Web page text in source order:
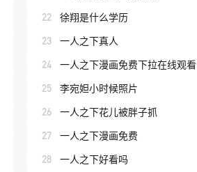
22 徐翔是什么学历
23 一人之下真人
24 一人之下漫画免费下拉在线观看
25 李宛妲小时候照片
26 一人之下花儿被胖子抓
27 一人之下漫画免费
28 一人之下好看吗